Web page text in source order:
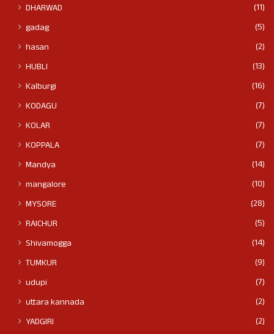
DHARWAD
(11)
gadag
(5)
hasan
(2)
HUBLI
(13)
Kalburgi
(16)
KODAGU
(7)
KOLAR
(7)
KOPPALA
(7)
Mandya
(14)
mangalore
(10)
MYSORE
(28)
RAICHUR
(5)
Shivamogga
(14)
TUMKUR
(9)
udupi
(7)
uttara kannada
(2)
YADGIRI
(2)